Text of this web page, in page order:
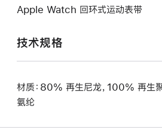
Apple Watch 回环式运动表带
技术规格
材质：80% 再生尼龙，100% 再生
氨纶